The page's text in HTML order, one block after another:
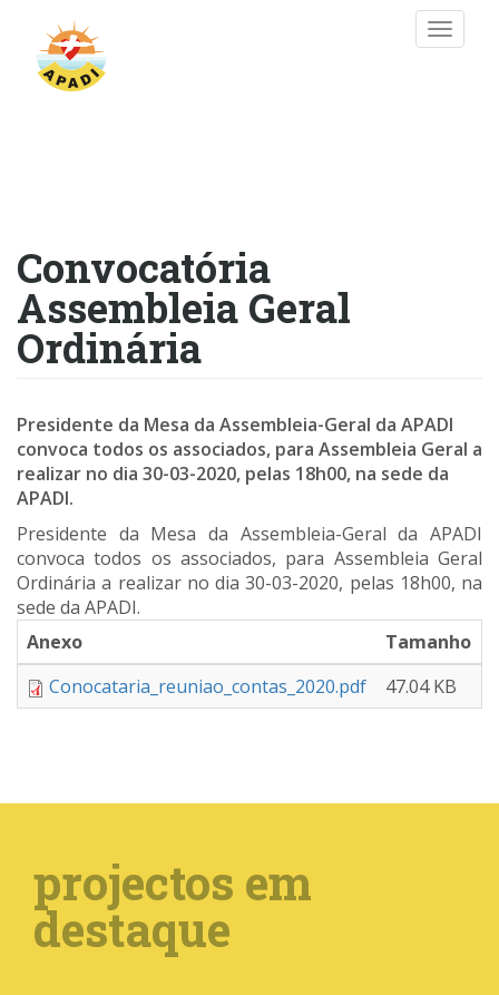
conteúdo
Toggle
Convocatória
Assembleia Geral
Ordinária
Presidente da Mesa da Assembleia-Geral da APADI
convoca todos os associados, para Assembleia Geral a
realizar no dia 30-03-2020, pelas 18h00, na sede da
APADI.
Presidente da Mesa da Assembleia-Geral da APADI
convoca todos os associados, para Assembleia Geral
Ordinária a realizar no dia 30-03-2020, pelas 18h00, na
sede da APADI.
Anexo
Tamanho
Conocataria_reuniao_contas_2020.pdf
47.04 KB
projectos em
destaque